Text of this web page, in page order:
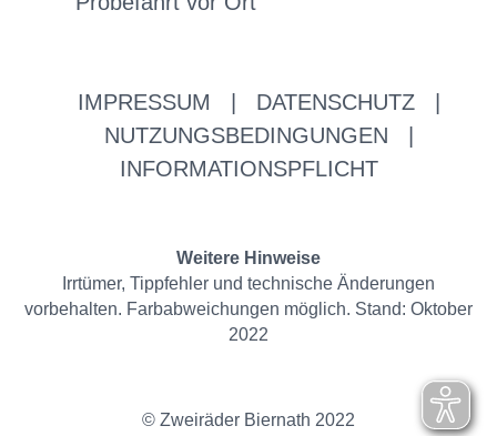
IMPRESSUM DATENSCHUTZ
NUTZUNGSBEDINGUNGEN
INFORMATIONSPFLICHT
Weitere Hinweise
Irrtümer, Tippfehler und technische Änderungen
vorbehalten. Farbabweichungen möglich. Stand: Oktober
2022
© Zweiräder Biernath 2022